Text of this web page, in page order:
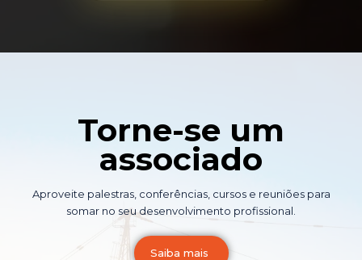
Torne-se um
associado
Aproveite palestras, conferências, cursos e reuniões para
somar no seu desenvolvimento profissional.
Saiba mais